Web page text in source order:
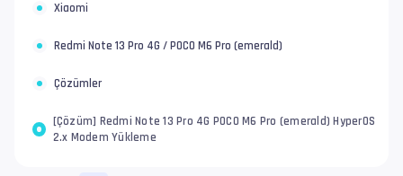
Xiaomi
Redmi Note 13 Pro 4G / POCO M6 Pro (emerald)
Çözümler
[Çözüm] Redmi Note 13 Pro 4G POCO M6 Pro (emerald) HyperOS
2.x Modem Yükleme